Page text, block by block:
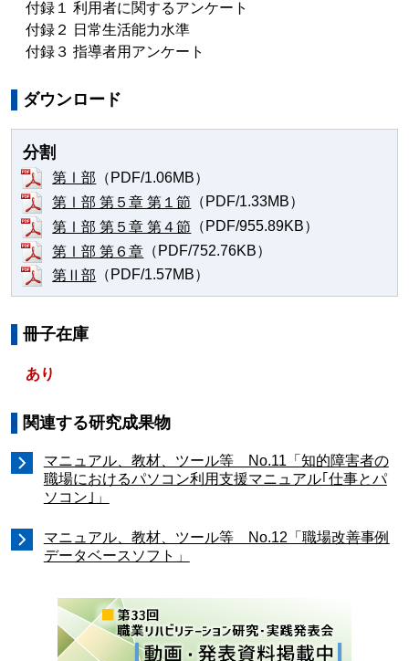
付録１ 利用者に関するアンケート
付録２ 日常生活能力水準
付録３ 指導者用アンケート
ダウンロード
分割
第Ⅰ部 （PDF/1.06MB）
第Ⅰ部 第５章 第１節 （PDF/1.33MB）
第Ⅰ部 第５章 第４節 （PDF/955.89KB）
第Ⅰ部 第６章 （PDF/752.76KB）
第Ⅱ部 （PDF/1.57MB）
冊子在庫
あり
関連する研究成果物
マニュアル、教材、ツール等 No.11「知的障害者の
職場におけるパソコン利用支援マニュアル｢仕事とパ
ソコン｣」
マニュアル、教材、ツール等 No.12「職場改善事例
データベースソフト」